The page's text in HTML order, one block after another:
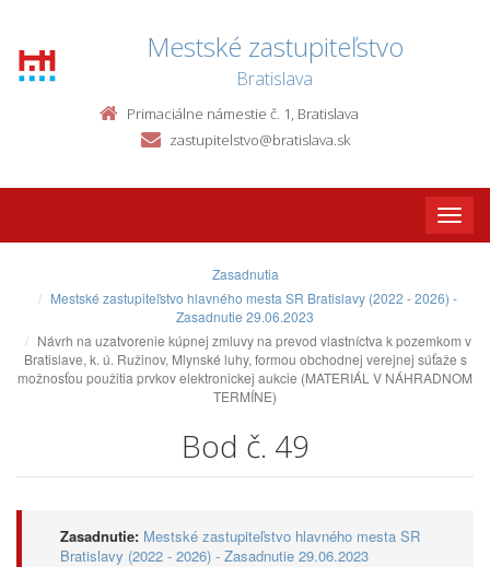
Mestské zastupiteľstvo
Bratislava
Primaciálne námestie č. 1, Bratislava
zastupitelstvo@bratislava.sk
Toggle
Zasadnutia
Mestské zastupiteľstvo hlavného mesta SR Bratislavy (2022 - 2026) -
Zasadnutie 29.06.2023
Návrh na uzatvorenie kúpnej zmluvy na prevod vlastníctva k pozemkom v
Bratislave, k. ú. Ružinov, Mlynské luhy, formou obchodnej verejnej súťaže s
možnosťou použitia prvkov elektronickej aukcie (MATERIÁL V NÁHRADNOM
TERMÍNE)
Bod č. 49
Zasadnutie: Mestské zastupiteľstvo hlavného mesta SR
Bratislavy (2022 - 2026) - Zasadnutie 29.06.2023